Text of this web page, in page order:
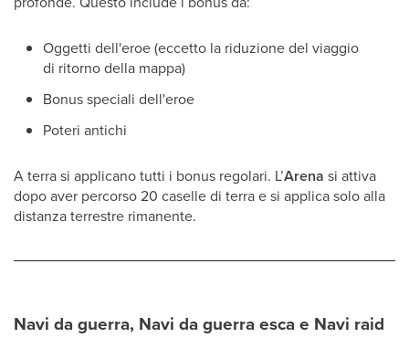
Oggetti dell'eroe (eccetto la riduzione del viaggio
di ritorno della mappa)
Bonus speciali dell'eroe
Poteri antichi
A terra si applicano tutti i bonus regolari. L’Arena si attiva
dopo aver percorso 20 caselle di terra e si applica solo alla
distanza terrestre rimanente.
Navi da guerra, Navi da guerra esca e Navi raid